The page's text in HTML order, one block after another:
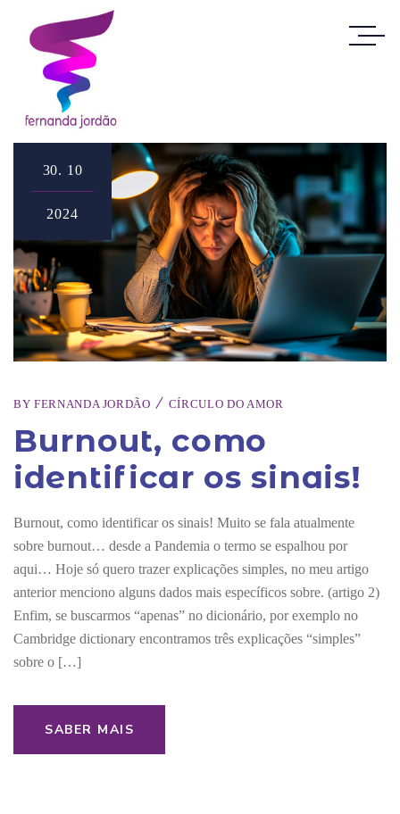
30. 10
2024
BY FERNANDA JORDÃO CÍRCULO DO AMOR
Burnout, como
identificar os sinais!
Burnout, como identificar os sinais! Muito se fala atualmente
sobre burnout… desde a Pandemia o termo se espalhou por
aqui… Hoje só quero trazer explicações simples, no meu artigo
anterior menciono alguns dados mais específicos sobre. (artigo 2)
Enfim, se buscarmos “apenas” no dicionário, por exemplo no
Cambridge dictionary encontramos três explicações “simples”
sobre o […]
SABER MAIS